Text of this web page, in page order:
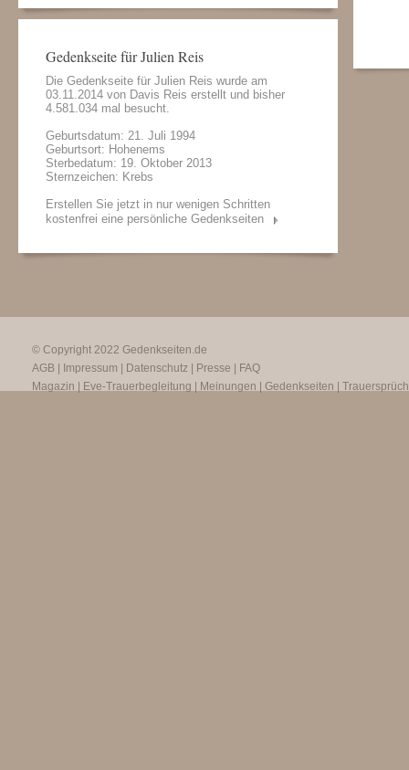
Gedenkseite für Julien Reis
Die Gedenkseite für Julien Reis wurde am
03.11.2014 von Davis Reis erstellt und bisher
4.581.034 mal besucht.
Geburtsdatum: 21. Juli 1994
Geburtsort: Hohenems
Sterbedatum: 19. Oktober 2013
Sternzeichen: Krebs
Erstellen Sie jetzt in nur wenigen Schritten
kostenfrei eine persönliche Gedenkseiten
© Copyright 2022 Gedenkseiten.de
AGB
Impressum Datenschutz Presse
FAQ
Magazin
Eve-Trauerbegleitung Meinungen Gedenkseiten